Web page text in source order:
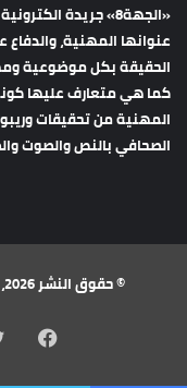
«الجهة8» جريدة
عنوانها المهنية،
الحقيقة بكل موضوعية
كما هي متعارف عليها
المهنية من تحقيقات
الصحافي بالنص والصوت
© حقوق النشر 2026، جميع الحقوق محفوظة |